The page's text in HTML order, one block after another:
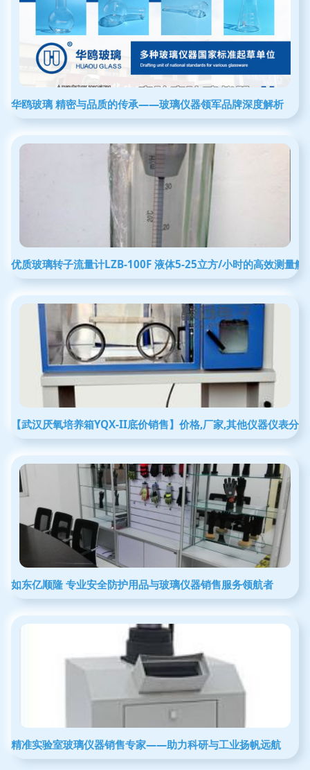
华鸥玻璃 精密与品质的传承——玻璃仪器领军品牌深度解析
优质玻璃转子流量计LZB-100F 液体5-25立方/小时的高效测量解
【武汉厌氧培养箱YQX-II底价销售】价格,厂家,其他仪器仪表分
如东亿顺隆 专业安全防护用品与玻璃仪器销售服务领航者
精准实验室玻璃仪器销售专家——助力科研与工业扬帆远航